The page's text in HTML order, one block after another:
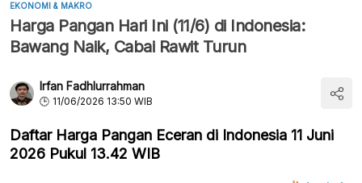
EKONOMI & MAKRO
Harga Pangan Hari Ini (11/6) di Indonesia:
Bawang Naik, Cabai Rawit Turun
Irfan Fadhlurrahman
11/06/2026 13:50 WIB
Daftar Harga Pangan Eceran di Indonesia 11 Juni
2026 Pukul 13.42 WIB